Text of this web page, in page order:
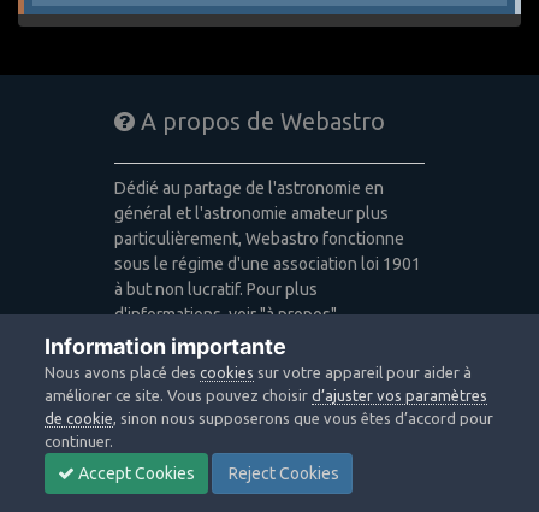
A propos de Webastro
Dédié au partage de l'astronomie en
général et l'astronomie amateur plus
particulièrement, Webastro fonctionne
sous le régime d'une association loi 1901
à but non lucratif. Pour plus
d'informations, voir "à propos".
Publicité: pas de publicité
Icons made byFreepik,Alessio Atzeni,
Pixel Buddha,Icon Pondfrom
www.flaticon.comis licensed by CC 3.0
BY
Design images: Courtesy NASA/JPL-
Information importante
Nous avons placé descookies sur votre appareil pour aider à
améliorer ce site. Vous pouvez choisird’ajuster vos paramètres
de cookie, sinon nous supposerons que vous êtes d’accord pour
continuer.
Accept Cookies Reject Cookies